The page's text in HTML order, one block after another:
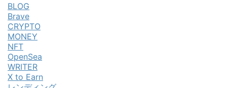
BLOG
Brave
CRYPTO
MONEY
NFT
OpenSea
WRITER
X to Earn